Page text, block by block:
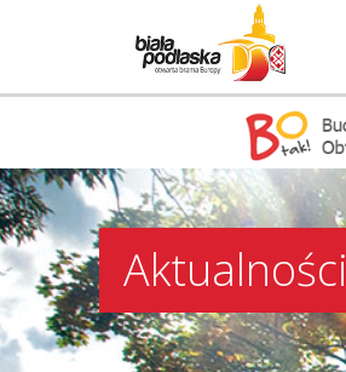
Aktualności